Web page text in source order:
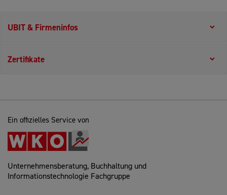
UBIT & Firmeninfos
Zertifikate
Ein offizielles Service von
Unternehmensberatung, Buchhaltung und
Informationstechnologie Fachgruppe